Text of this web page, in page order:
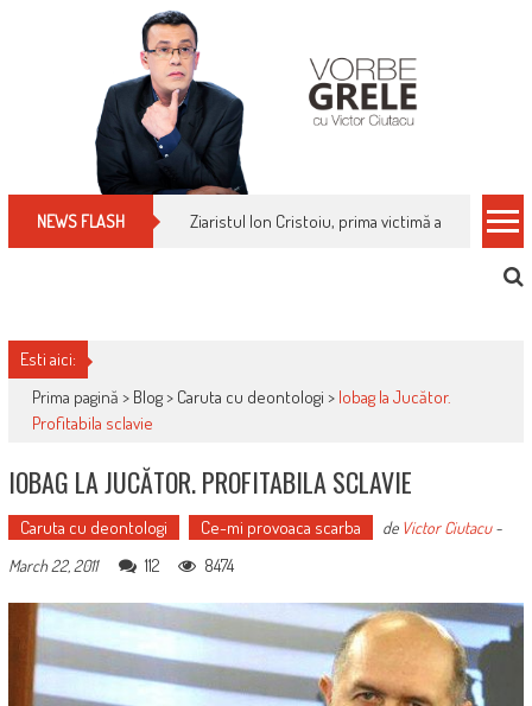
NEWS FLASH Ziaristul Ion Cristoiu, prima victimă a noi
Esti aici:
Prima pagină > Blog> Caruta cu deontologi > Iobag la Jucător.
Profitabila sclavie
IOBAG LA JUCĂTOR. PROFITABILA SCLAVIE
Caruta cu deontologi Ce-mi provoaca scarba de Victor Ciutacu-
March 22, 2011
112 8474